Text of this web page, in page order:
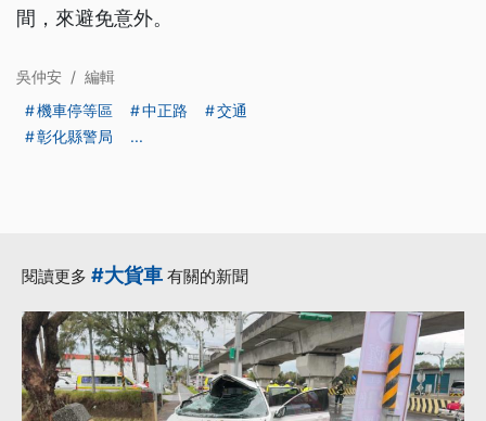
間，來避免意外。
吳仲安 / 編輯
機車停等區
中正路
交通
彰化縣警局
...
閱讀更多 #大貨車 有關的新聞